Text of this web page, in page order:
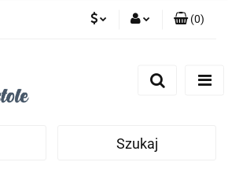
(0)
Szukaj